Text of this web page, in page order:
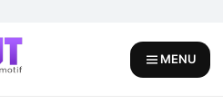
MENU